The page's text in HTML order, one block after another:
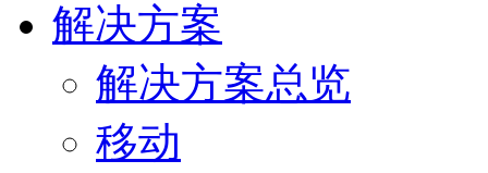
解决方案
解决方案总览
移动